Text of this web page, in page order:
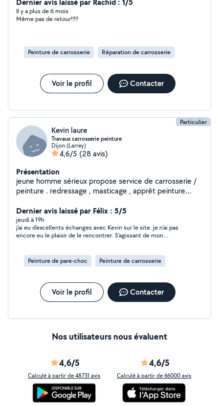
Il y a plus de 6 mois
Même pas de retour!!!!!
Peinture de carrosserie Réparation de carrosserie
Voir le profil Contacter
Particulier
Kevin laure
Travaux carrosserie peinture
Dijon (Larrey)
4,6/5 (28 avis)
Présentation
jeune homme sérieux propose service de carrosserie /
peinture . redressage , masticage , apprêt peinture
phare peinture complète voiture /moto / scooter etc .
PS : si je ne réponds pas a toute les demandes , c'est
que je ne peux plus répondre .. je ne prend pas
l'abonnement premium .
Dernier avis laissé par Félix : 5/5
jeudi à 19h
j'ai eu d'excellents échanges avec Kevin sur le site. je n'ai pas
encore eu le plaisir de le rencontrer. S'agissant de mon
arrangeant, ceci est donc rassurant pour moi et mon projet.je
dois rencontrer Kevin fin septembre pour clôturer la prestation
Peinture de pare-choc Peinture de carrosserie
Voir le profil Contacter
Nos utilisateurs nous évaluent
4,6/5
Calculé à partir de 48731 avis
4,6/5
Calculé à partir de 66000 avis